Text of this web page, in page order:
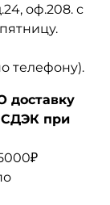
оф.208. с
телефону).
СДЭК при